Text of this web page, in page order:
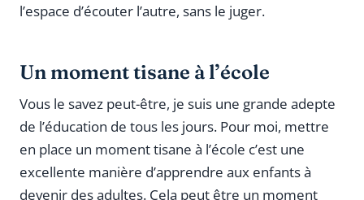
l’espace d’écouter l’autre, sans le juger.
Un moment tisane à l’école
Vous le savez peut-être, je suis une grande adepte
de l’éducation de tous les jours. Pour moi, mettre
en place un moment tisane à l’école c’est une
excellente manière d’apprendre aux enfants à
devenir des adultes. Cela peut être un moment